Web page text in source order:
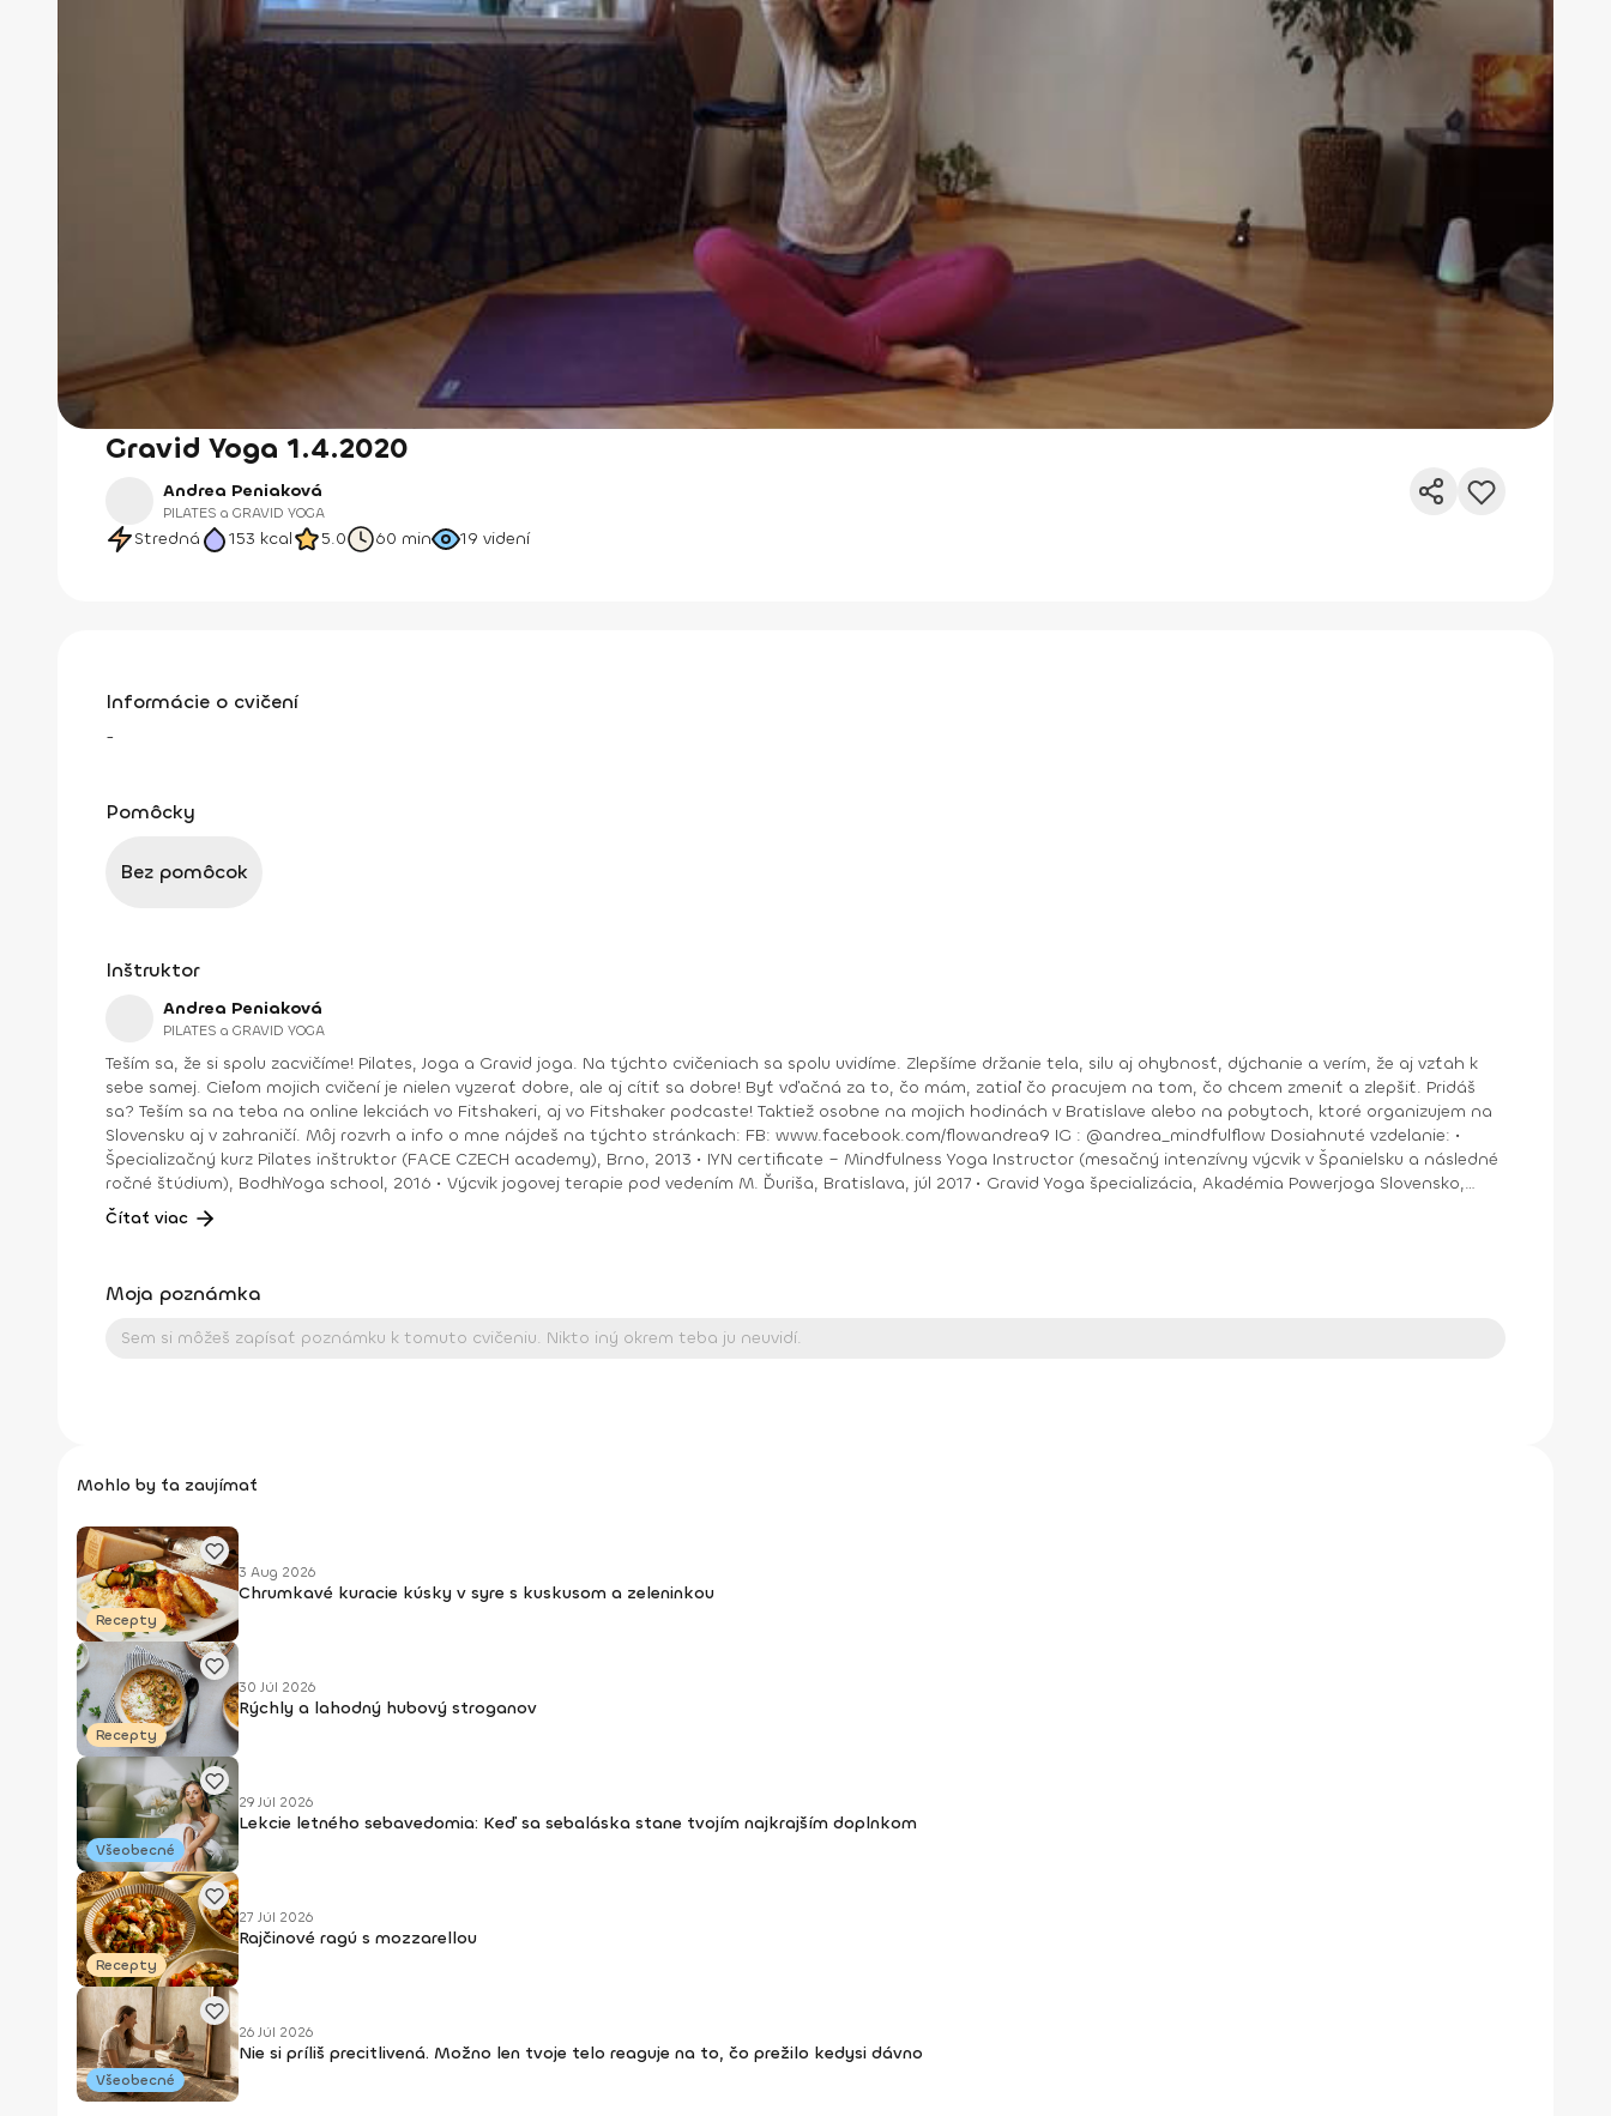
Gravid Yoga 1.4.2020
Andrea Peniaková
PILATES a GRAVID YOGA
Stredná 153 kcal 5.0 60 min 19 videní
Informácie o cvičení
-
Pomôcky
Bez pomôcok
Inštruktor
Andrea Peniaková
PILATES a GRAVID YOGA
Teším sa, že si spolu zacvičíme! Pilates, Joga a Gravid joga. Na týchto cvičeniach sa spolu uvidíme. Zlepšíme držanie tela, silu aj ohybnosť, dýchanie a verím, že aj vzťah k
sebe samej. Cieľom mojich cvičení je nielen vyzerať dobre, ale aj cítiť sa dobre! Byť vďačná za to, čo mám, zatiaľ čo pracujem na tom, čo chcem zmeniť a zlepšiť. Pridáš
sa? Teším sa na teba na online lekciách vo Fitshakeri, aj vo Fitshaker podcaste! Taktiež osobne na mojich hodinách v Bratislave alebo na pobytoch, ktoré organizujem na
Slovensku aj v zahraničí. Môj rozvrh a info o mne nájdeš na týchto stránkach: FB: www.facebook.com/flowandrea9 IG : @andrea_mindfulflow Dosiahnuté vzdelanie: •
Špecializačný kurz Pilates inštruktor (FACE CZECH academy), Brno, 2013 • IYN certificate – Mindfulness Yoga Instructor (mesačný intenzívny výcvik v Španielsku a následné
ročné štúdium), BodhiYoga school, 2016 • Výcvik jogovej terapie pod vedením M. Ďuriša, Bratislava, júl 2017 • Gravid Yoga špecializácia, Akadémia Powerjoga Slovensko,
Čítať viac
Moja poznámka
Mohlo by ťa zaujímať
Recepty
3 Aug 2026
Chrumkavé kuracie kúsky v syre s kuskusom a zeleninkou
Recepty
30 Júl 2026
Rýchly a lahodný hubový stroganov
Všeobecné
29 Júl 2026
Lekcie letného sebavedomia: Keď sa sebaláska stane tvojím najkrajším doplnkom
Recepty
27 Júl 2026
Rajčinové ragú s mozzarellou
Všeobecné
26 Júl 2026
Nie si príliš precitlivená. Možno len tvoje telo reaguje na to, čo prežilo kedysi dávno